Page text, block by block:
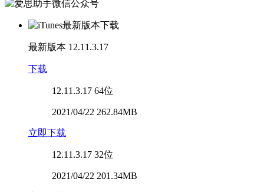
最新版本 12.11.3.17
下载
12.11.3.17 64位
2021/04/22 262.84MB
立即下载
12.11.3.17 32位
2021/04/22 201.34MB